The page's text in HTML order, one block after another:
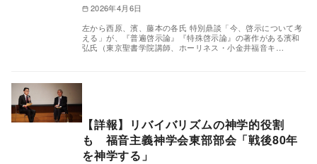
2026年4月6日
左から西原、濱、藤本の各氏 特別鼎談「今、啓示について考
える」が、『普遍啓示論』『特殊啓示論』の著作がある濱和
弘氏（東京聖書学院講師、ホーリネス・小金井福音キ…
【詳報】リバイバリズムの神学的役割
も 福音主義神学会東部部会「戦後80年
を神学する」